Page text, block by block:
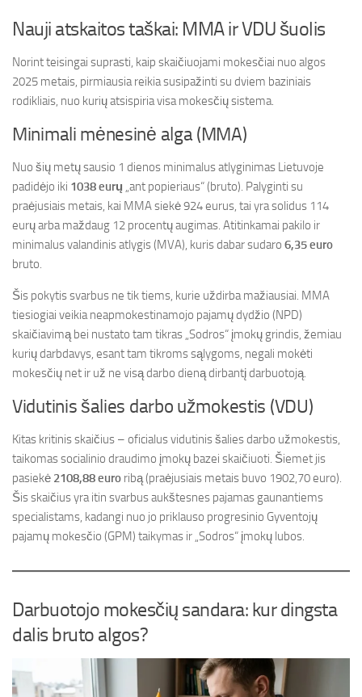
Nauji atskaitos taškai: MMA ir VDU šuolis
Norint teisingai suprasti, kaip skaičiuojami mokesčiai nuo algos
2025 metais, pirmiausia reikia susipažinti su dviem baziniais
rodikliais, nuo kurių atsispiria visa mokesčių sistema.
Minimali mėnesinė alga (MMA)
Nuo šių metų sausio 1 dienos minimalus atlyginimas Lietuvoje
padidėjo iki 1038 eurų „ant popieriaus“ (bruto). Palyginti su
praėjusiais metais, kai MMA siekė 924 eurus, tai yra solidus 114
eurų arba maždaug 12 procentų augimas. Atitinkamai pakilo ir
minimalus valandinis atlygis (MVA), kuris dabar sudaro 6,35 euro
bruto.
Šis pokytis svarbus ne tik tiems, kurie uždirba mažiausiai. MMA
tiesiogiai veikia neapmokestinamojo pajamų dydžio (NPD)
skaičiavimą bei nustato tam tikras „Sodros“ įmokų grindis, žemiau
kurių darbdavys, esant tam tikroms sąlygoms, negali mokėti
mokesčių net ir už ne visą darbo dieną dirbantį darbuotoją.
Vidutinis šalies darbo užmokestis (VDU)
Kitas kritinis skaičius – oficialus vidutinis šalies darbo užmokestis,
taikomas socialinio draudimo įmokų bazei skaičiuoti. Šiemet jis
pasiekė 2108,88 euro ribą (praėjusiais metais buvo 1902,70 euro).
Šis skaičius yra itin svarbus aukštesnes pajamas gaunantiems
specialistams, kadangi nuo jo priklauso progresinio Gyventojų
pajamų mokesčio (GPM) taikymas ir „Sodros“ įmokų lubos.
Darbuotojo mokesčių sandara: kur dingsta
dalis bruto algos?